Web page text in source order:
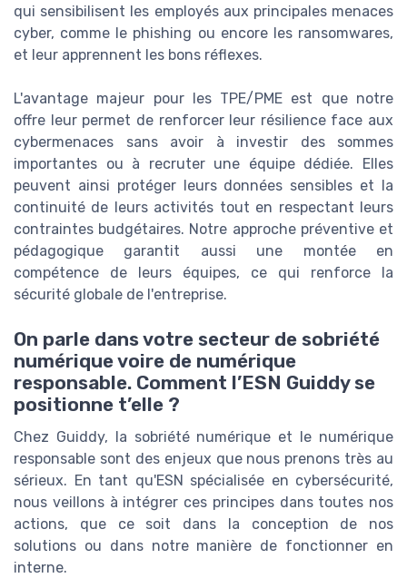
qui sensibilisent les employés aux principales menaces
cyber, comme le phishing ou encore les ransomwares,
et leur apprennent les bons réflexes.
L'avantage majeur pour les TPE/PME est que notre
offre leur permet de renforcer leur résilience face aux
cybermenaces sans avoir à investir des sommes
importantes ou à recruter une équipe dédiée. Elles
peuvent ainsi protéger leurs données sensibles et la
continuité de leurs activités tout en respectant leurs
contraintes budgétaires. Notre approche préventive et
pédagogique garantit aussi une montée en
compétence de leurs équipes, ce qui renforce la
sécurité globale de l'entreprise.
On parle dans votre secteur de sobriété
numérique voire de numérique
responsable. Comment l’ESN Guiddy se
positionne t’elle ?
Chez Guiddy, la sobriété numérique et le numérique
responsable sont des enjeux que nous prenons très au
sérieux. En tant qu'ESN spécialisée en cybersécurité,
nous veillons à intégrer ces principes dans toutes nos
actions, que ce soit dans la conception de nos
solutions ou dans notre manière de fonctionner en
interne.